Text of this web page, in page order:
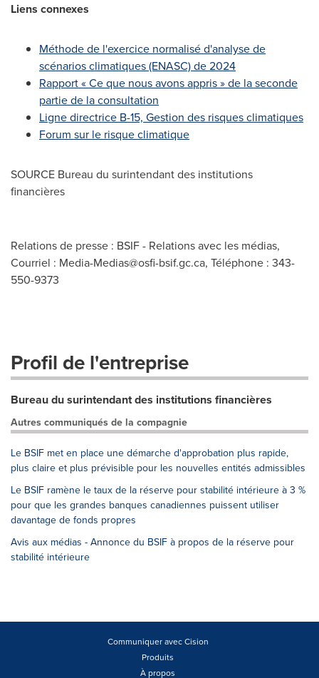
Liens connexes
Méthode de l'exercice normalisé d'analyse de
scénarios climatiques (ENASC) de 2024
Rapport « Ce que nous avons appris » de la seconde
partie de la consultation
Ligne directrice B-15, Gestion des risques climatiques
Forum sur le risque climatique
SOURCE Bureau du surintendant des institutions
financières
Relations de presse : BSIF - Relations avec les médias,
Courriel : Media-Medias@osfi-bsif.gc.ca, Téléphone : 343-
550-9373
Profil de l'entreprise
Bureau du surintendant des institutions financières
Autres communiqués de la compagnie
Le BSIF met en place une démarche d'approbation plus rapide,
plus claire et plus prévisible pour les nouvelles entités admissibles
Le BSIF ramène le taux de la réserve pour stabilité intérieure à 3 %
pour que les grandes banques canadiennes puissent utiliser
davantage de fonds propres
Avis aux médias - Annonce du BSIF à propos de la réserve pour
stabilité intérieure
Communiquer avec Cision
Produits
À propos